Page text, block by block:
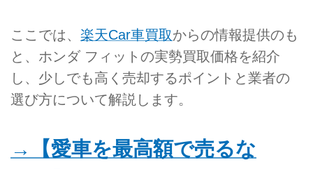
ここでは、 楽天Car車買取からの情報提供のも
と、ホンダ フィットの実勢買取価格を紹介
し、少しでも高く売却するポイントと業者の
選び方について解説します。
→【愛車を最高額で売るな